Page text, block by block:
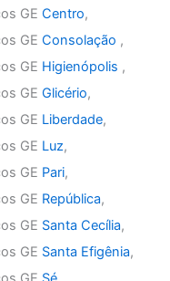
GECentro,
GEConsolação ,
GE Higienópolis ,
GEGlicério,
GE Liberdade,
GE Luz,
GE Pari,
GE República,
GE Santa Cecília,
GE Santa Efigênia,